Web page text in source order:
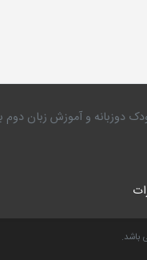
دوزبانه و آموزش زبان
باشد.